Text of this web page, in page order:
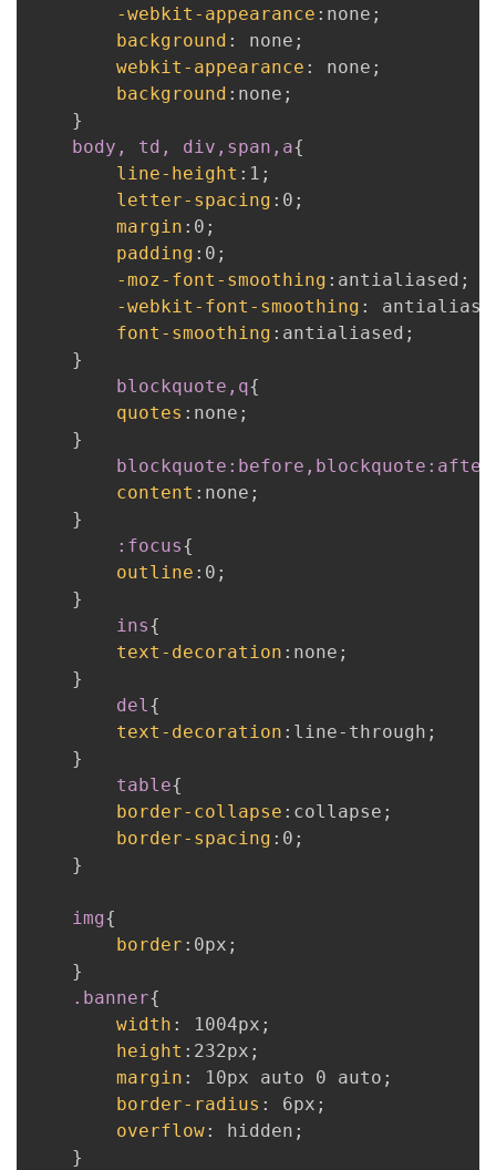
-webkit-appearance : none ;
background : none ;
webkit-appearance : none ;
background : none ;
}
body, td, div,span,a{
line-height : 1 ;
letter-spacing : 0 ;
margin : 0 ;
padding : 0 ;
-moz-font-smoothing : antialiased ;
-webkit-font-smoothing :
font-smoothing : antialiased ;
}
blockquote,q{
quotes : none ;
}
content : none ;
}
:focus{
outline : 0 ;
}
ins{
text-decoration : none ;
}
del{
text-decoration : line-through ;
}
table{
border-collapse : collapse ;
border-spacing : 0 ;
}
img{
border : 0px ;
}
.banner{
width : 1004px ;
height : 232px ;
margin : 10px auto 0 auto ;
border-radius : 6px ;
overflow: hidden ;
}